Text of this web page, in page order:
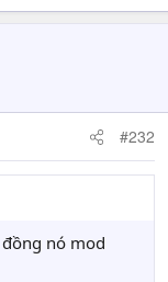
#232
nó mod